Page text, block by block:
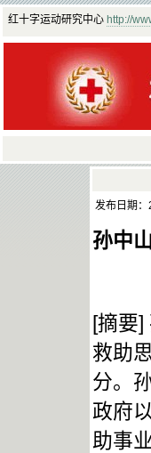
红十字运动研究中心 http://
发布日期
孙中
[摘要]
救助
分。
政府
助事